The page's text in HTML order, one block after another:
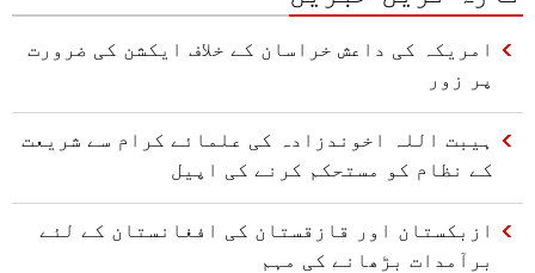
امریکہ کی داعش خراسان کے خلاف ایکشن کی ضرورت
پر زور
ہیبت اللہ اخوندزادہ کی علمائے کرام سے شریعت
کے نظام کو مستحکم کرنے کی اپیل
ازبکستان اور قازقستان کی افغانستان کے لئے
برآمدات بڑھانے کی مہم